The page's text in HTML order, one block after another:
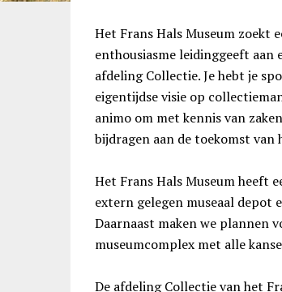
Het Frans Hals Museum zoekt
enthousiasme leidinggeeft aan
afdeling Collectie. Je hebt je
eigentijdse visie op
animo om met kennis van
bijdragen aan de toekomst van
Het Frans Hals Museum heeft
extern gelegen museaal depot
Daarnaast maken we plannen
museumcomplex met alle
De afdeling Collectie van het